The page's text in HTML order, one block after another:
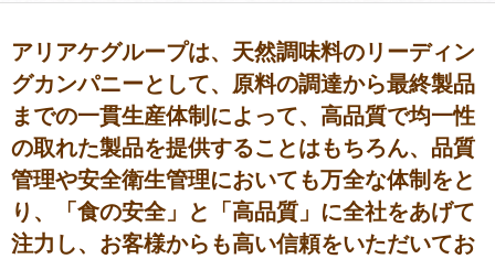
アリアケグループは、天然調味料のリーディン
グカンパニーとして、原料の調達から最終製品
までの一貫生産体制によって、高品質で均一性
の取れた製品を提供することはもちろん、品質
管理や安全衛生管理においても万全な体制をと
り、「食の安全」と「高品質」に全社をあげて
注力し、お客様からも高い信頼をいただいてお